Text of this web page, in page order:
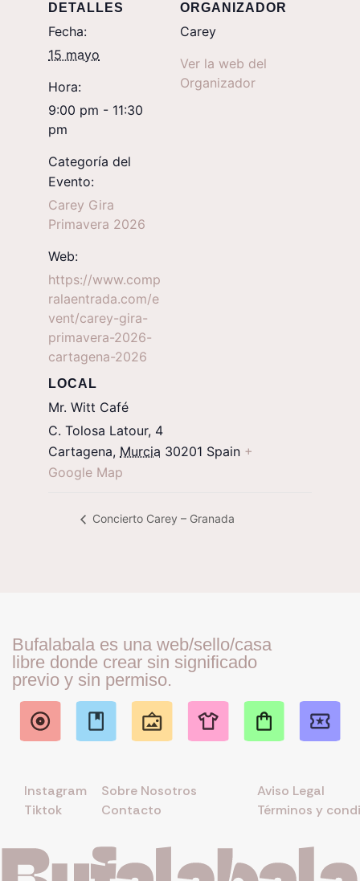
DETALLES
Fecha:
15 mayo
Hora:
9:00 pm - 11:30
pm
Categoría del
Evento:
Carey Gira
Primavera 2026
Web:
https://www.comp
ralaentrada.com/e
vent/carey-gira-
primavera-2026-
cartagena-2026
LOCAL
Mr. Witt Café
C. Tolosa Latour, 4
Cartagena, Murcia 30201 Spain +
Google Map
ORGANIZADOR
Carey
Ver la web del
Organizador
Concierto Carey – Granada
Bufalabala es una web/sello/casa
libre donde crear sin significado
previo y sin permiso.
Instagram
Tiktok
Sobre Nosotros
Contacto
Aviso Legal
Términos y